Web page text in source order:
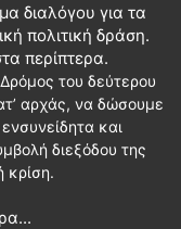
διαλόγου για τα
πολιτική δράση.
περίπτερα.
του δεύτερου
αρχάς, να δώσουμε
και
διεξόδου της
κρίση.